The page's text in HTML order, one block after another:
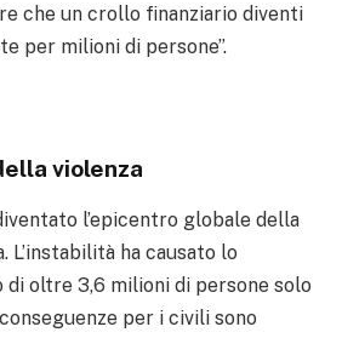
che un crollo finanziario diventi
per milioni di persone”.
violenza
l’epicentro globale della
ha causato lo
oltre 3,6 milioni di persone solo
per i civili sono